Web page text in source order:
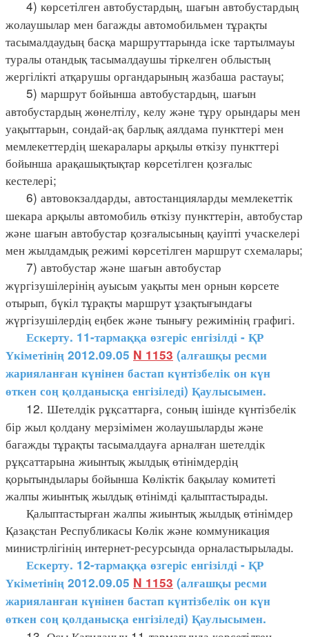
4) көрсетілген автобустардың, шағын автобустардың
жолаушылар мен багажды автомобильмен тұрақты
тасымалдаудың басқа маршруттарында іске тартылмауы
туралы отандық тасымалдаушы тіркелген облыстың
жергілікті атқарушы органдарының жазбаша растауы;
5) маршрут бойынша автобустардың, шағын
автобустардың жөнелтілу, келу және тұру орындары мен
уақыттарын, сондай-ақ барлық аялдама пункттері мен
мемлекеттердің шекаралары арқылы өткізу пункттері
бойынша арақашықтықтар көрсетілген қозғалыс
кестелері;
6) автовокзалдарды, автостанцияларды мемлекеттік
шекара арқылы автомобиль өткізу пункттерін, автобустар
және шағын автобустар қозғалысының қауіпті учаскелері
мен жылдамдық режимі көрсетілген маршрут схемалары;
7) автобустар және шағын автобустар
жүргізушілерінің ауысым уақыты мен орнын көрсете
отырып, бүкіл тұрақты маршрут ұзақтығындағы
жүргізушілердің еңбек және тынығу режимінің графигі.
Ескерту. 11-тармаққа өзгеріс енгізілді - ҚР
Үкіметінің 2012.09.05 N 1153 (алғашқы ресми
жарияланған күнінен бастап күнтізбелік он күн
өткен соң қолданысқа енгізіледі) Қаулысымен.
12. Шетелдік рұқсаттарға, соның ішінде күнтізбелік
бір жыл қолдану мерзімімен жолаушыларды және
багажды тұрақты тасымалдауға арналған шетелдік
рұқсаттарына жиынтық жылдық өтінімдердің
қорытындылары бойынша Көліктік бақылау комитеті
жалпы жиынтық жылдық өтінімді қалыптастырады.
Қалыптастырған жалпы жиынтық жылдық өтінімдер
Қазақстан Республикасы Көлік және коммуникация
министрлігінің интернет-ресурсында орналастырылады.
Ескерту. 12-тармаққа өзгеріс енгізілді - ҚР
Үкіметінің 2012.09.05 N 1153 (алғашқы ресми
жарияланған күнінен бастап күнтізбелік он күн
өткен соң қолданысқа енгізіледі) Қаулысымен.